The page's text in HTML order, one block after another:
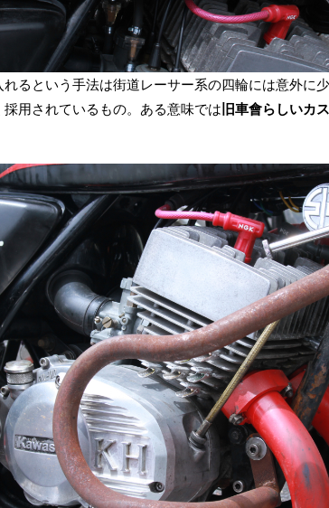
るという手法は街道レーサー系の四輪には意外に
用されているもの。ある意味では 旧車會らしいカ